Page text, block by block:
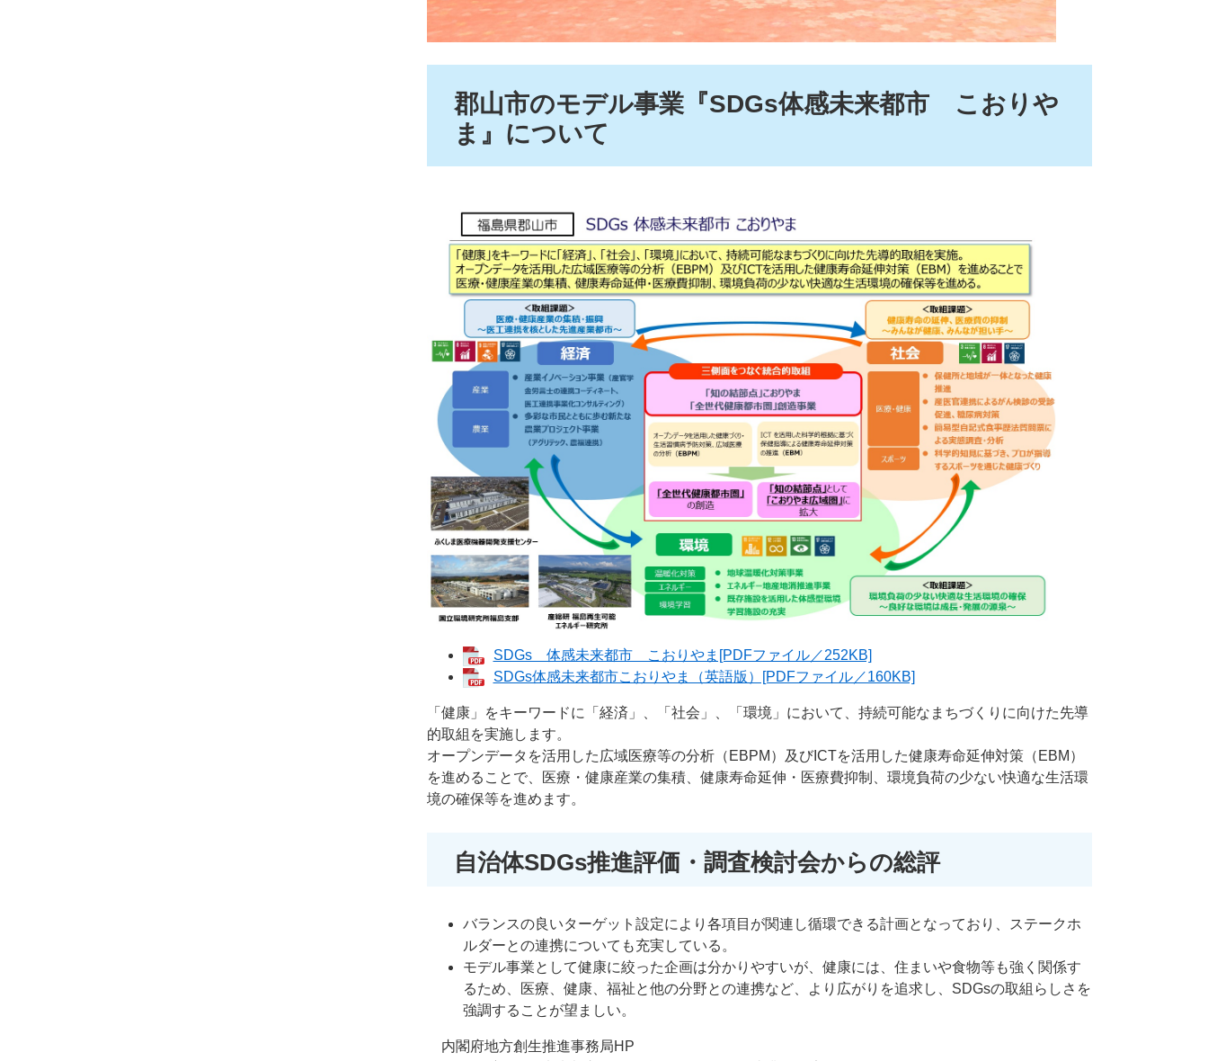
郡山市のモデル事業『SDGs体感未来都市 こおりや
ま』について
SDGs 体感未来都市 こおりやま[PDFファイル／252KB]
SDGs体感未来都市こおりやま（英語版）[PDFファイル／160KB]
「健康」をキーワードに「経済」、「社会」、「環境」において、持続可能なまちづくりに向けた先導
的取組を実施します。
オープンデータを活用した広域医療等の分析（EBPM）及びICTを活用した健康寿命延伸対策（EBM）
を進めることで、医療・健康産業の集積、健康寿命延伸・医療費抑制、環境負荷の少ない快適な生活環
境の確保等を進めます。
自治体SDGs推進評価・調査検討会からの総評
バランスの良いターゲット設定により各項目が関連し循環できる計画となっており、ステークホ
ルダーとの連携についても充実している。
モデル事業として健康に絞った企画は分かりやすいが、健康には、住まいや食物等も強く関係す
るため、医療、健康、福祉と他の分野との連携など、より広がりを追求し、SDGsの取組らしさを
強調することが望ましい。
内閣府地方創生推進事務局HP